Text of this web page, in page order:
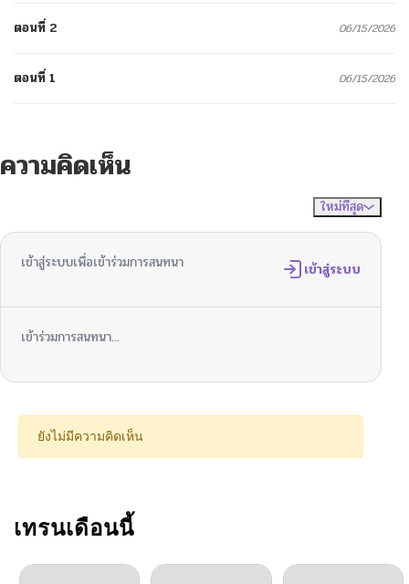
ตอนที่ 2 06/15/2026
ตอนที่ 1 06/15/2026
ความคิดเห็น
ใหม่ที่สุด
เข้าสู่ระบบเพื่อเข้าร่วมการสนทนา เข้าสู่ระบบ
เข้าร่วมการสนทนา...
ยังไม่มีความคิดเห็น
เทรนเดือนนี้